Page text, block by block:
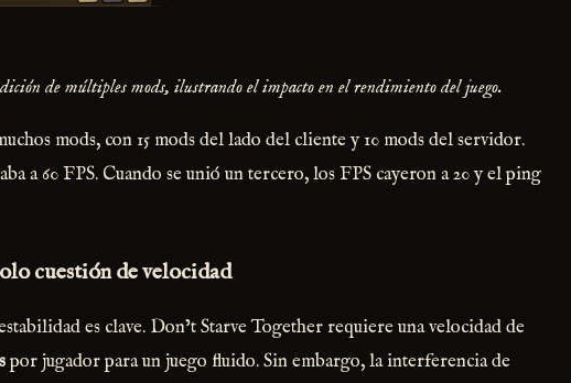
de múltiples mods, ilustrando el impacto en el rendimiento del juego.
mods, con 15 mods del lado del cliente y 10 mods del servidor.
a 60 FPS. Cuando se unió un tercero, los FPS cayeron a 20 y el ping
cuestión de velocidad
es clave. Don’t Starve Together requiere una velocidad de
por jugador para un juego fluido. Sin embargo, la interferencia de